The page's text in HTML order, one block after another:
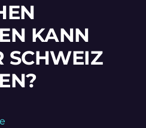
KANN
SCHWEIZ